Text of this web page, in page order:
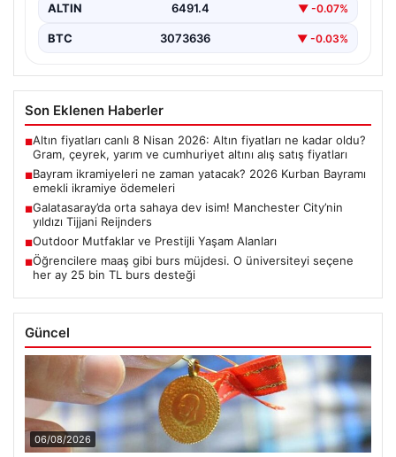
ALTIN 6491.4 ▼ -0.07%
BTC 3073636 ▼ -0.03%
Son Eklenen Haberler
■Altın fiyatları canlı 8 Nisan 2026: Altın fiyatları ne kadar oldu?
Gram, çeyrek, yarım ve cumhuriyet altını alış satış fiyatları
■Bayram ikramiyeleri ne zaman yatacak? 2026 Kurban Bayramı
emekli ikramiye ödemeleri
■Galatasaray’da orta sahaya dev isim! Manchester City’nin
yıldızı Tijjani Reijnders
■Outdoor Mutfaklar ve Prestijli Yaşam Alanları
■Öğrencilere maaş gibi burs müjdesi. O üniversiteyi seçene
her ay 25 bin TL burs desteği
Güncel
06/08/2026